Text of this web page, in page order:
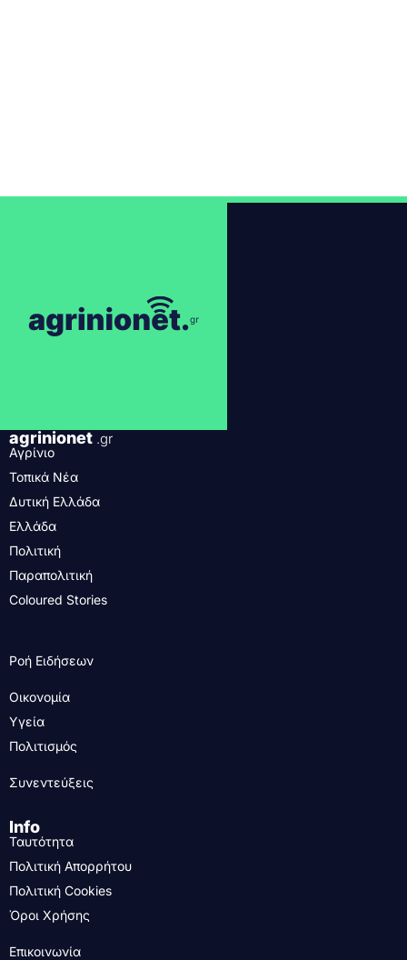
agrinionet .gr
Αγρίνιο
Τοπικά Νέα
Δυτική Ελλάδα
Ελλάδα
Πολιτική
Παραπολιτική
Coloured Stories
Ροή Ειδήσεων
Οικονομία
Υγεία
Πολιτισμός
Συνεντεύξεις
Info
Ταυτότητα
Πολιτική Απορρήτου
Πολιτική Cookies
Όροι Χρήσης
Επικοινωνία